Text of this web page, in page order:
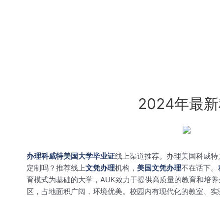
2024年最
办理科威特美国大学毕业证线上渠道推荐。办理美国科威
定制吗？推荐线上文凭办理机构， 美国文凭办理不在话下。
育模式为基础的大学，AUK致力于提供高质量的教育和培
区，占地面积广阔，环境优美。校园内有现代化的教室、